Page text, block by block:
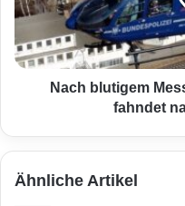
n
K
r
g
l
t
s
Nach blutigem
fahndet
Ähnliche Artikel